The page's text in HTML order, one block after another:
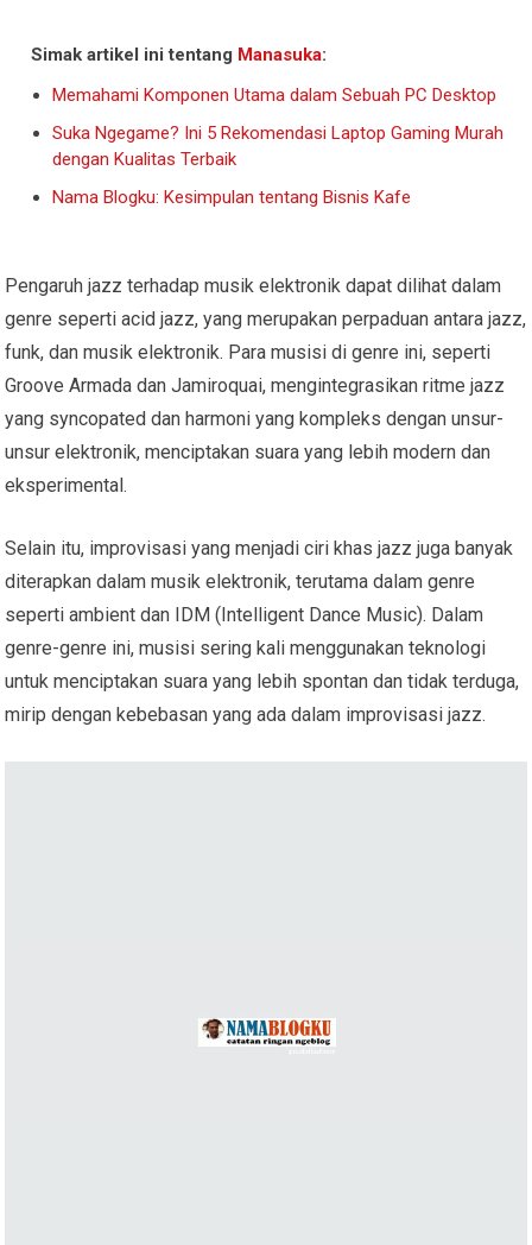
Simak artikel ini tentang Manasuka:
Memahami Komponen Utama dalam Sebuah PC Desktop
Suka Ngegame? Ini 5 Rekomendasi Laptop Gaming Murah
dengan Kualitas Terbaik
Nama Blogku: Kesimpulan tentang Bisnis Kafe
Pengaruh jazz terhadap musik elektronik dapat dilihat dalam
genre seperti acid jazz, yang merupakan perpaduan antara jazz,
funk, dan musik elektronik. Para musisi di genre ini, seperti
Groove Armada dan Jamiroquai, mengintegrasikan ritme jazz
yang syncopated dan harmoni yang kompleks dengan unsur-
unsur elektronik, menciptakan suara yang lebih modern dan
eksperimental.
Selain itu, improvisasi yang menjadi ciri khas jazz juga banyak
diterapkan dalam musik elektronik, terutama dalam genre
seperti ambient dan IDM (Intelligent Dance Music). Dalam
genre-genre ini, musisi sering kali menggunakan teknologi
untuk menciptakan suara yang lebih spontan dan tidak terduga,
mirip dengan kebebasan yang ada dalam improvisasi jazz.